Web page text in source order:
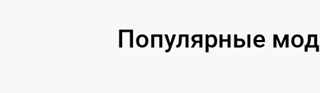
Популярные